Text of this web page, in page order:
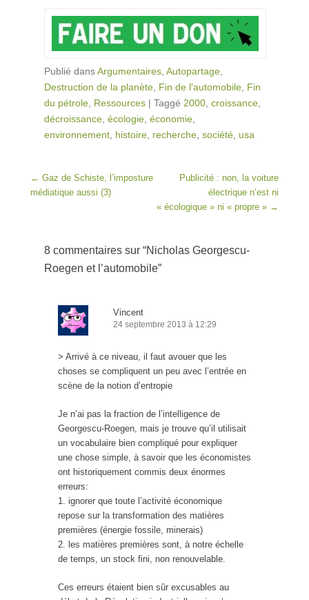
Publié dansArgumentaires Autopartage
Destruction de la planète Fin de l'automobile Fin
du pétrole Ressources | Taggé 2000 croissance
décroissance écologie économie
environnement histoire recherche société usa
Post navigation
← Gaz de Schiste, l’imposture
médiatique aussi (3)
Publicité : non, la voiture
électrique n’est ni
« écologique » ni « propre » →
8 commentaires sur “Nicholas Georgescu-
Roegen et l’automobile”
Vincent
24 septembre 2013 à 12:29
> Arrivé à ce niveau, il faut avouer que les
choses se compliquent un peu avec l’entrée en
scène de la notion d’entropie
Je n’ai pas la fraction de l’intelligence de
Georgescu-Roegen, mais je trouve qu’il utilisait
un vocabulaire bien compliqué pour expliquer
une chose simple, à savoir que les économistes
ont historiquement commis deux énormes
erreurs:
1. ignorer que toute l’activité économique
repose sur la transformation des matières
premières (énergie fossile, minerais)
2. les matières premières sont, à notre échelle
de temps, un stock fini, non renouvelable.
Ces erreurs étaient bien sûr excusables au